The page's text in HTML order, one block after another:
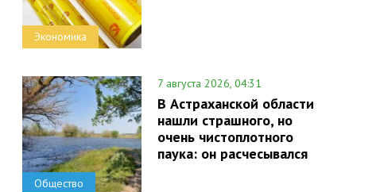
Экономика
Общество
7 августа 2026, 04:31
В Астраханской области
нашли страшного, но
очень чистоплотного
паука: он расчесывался